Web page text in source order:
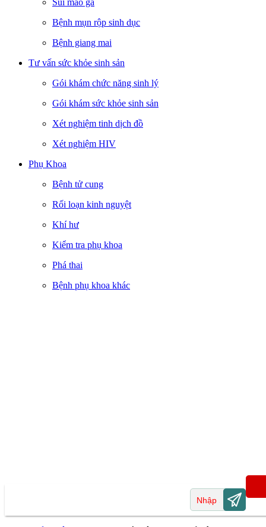
Sùi mào gà
Bệnh mụn rộp sinh dục
Bệnh giang mai
Tư vấn sức khỏe sinh sản
Gói khám chức năng sinh lý
Gói khám sức khỏe sinh sản
Xét nghiệm tinh dịch đồ
Xét nghiệm HIV
Phụ Khoa
Bệnh tử cung
Rối loạn kinh nguyệt
Khí hư
Kiểm tra phụ khoa
Phá thai
Bệnh phụ khoa khác